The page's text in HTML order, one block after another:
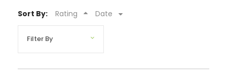
Sort By: Rating Date